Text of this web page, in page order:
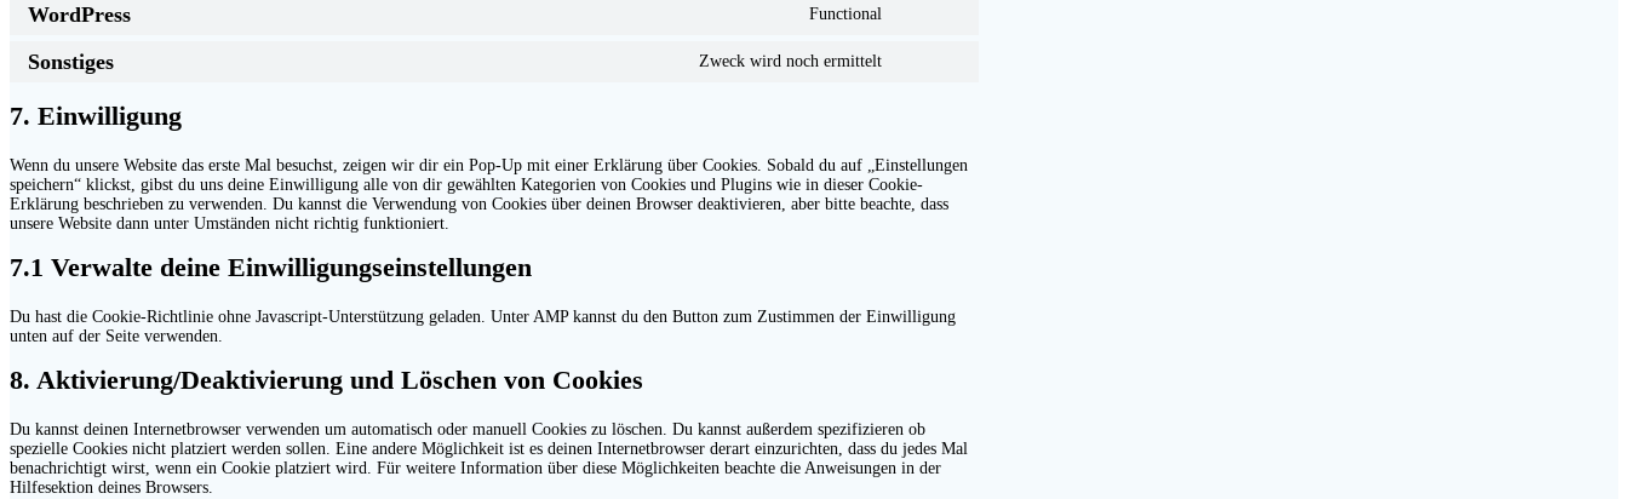
WordPress Functional
Sonstiges Zweck wird noch ermittelt
7. Einwilligung
Wenn du unsere Website das erste Mal besuchst, zeigen wir dir ein Pop-Up mit einer Erklärung über Cookies. Sobald du auf „Einstellungen
speichern“ klickst, gibst du uns deine Einwilligung alle von dir gewählten Kategorien von Cookies und Plugins wie in dieser Cookie-
Erklärung beschrieben zu verwenden. Du kannst die Verwendung von Cookies über deinen Browser deaktivieren, aber bitte beachte, dass
unsere Website dann unter Umständen nicht richtig funktioniert.
7.1 Verwalte deine Einwilligungseinstellungen
Du hast die Cookie-Richtlinie ohne Javascript-Unterstützung geladen. Unter AMP kannst du den Button zum Zustimmen der Einwilligung
unten auf der Seite verwenden.
8. Aktivierung/Deaktivierung und Löschen von Cookies
Du kannst deinen Internetbrowser verwenden um automatisch oder manuell Cookies zu löschen. Du kannst außerdem spezifizieren ob
spezielle Cookies nicht platziert werden sollen. Eine andere Möglichkeit ist es deinen Internetbrowser derart einzurichten, dass du jedes Mal
benachrichtigt wirst, wenn ein Cookie platziert wird. Für weitere Information über diese Möglichkeiten beachte die Anweisungen in der
Hilfesektion deines Browsers.